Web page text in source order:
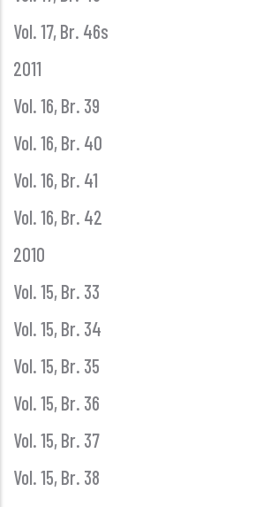
Vol. 17, Br. 46s
2011
Vol. 16, Br. 39
Vol. 16, Br. 40
Vol. 16, Br. 41
Vol. 16, Br. 42
2010
Vol. 15, Br. 33
Vol. 15, Br. 34
Vol. 15, Br. 35
Vol. 15, Br. 36
Vol. 15, Br. 37
Vol. 15, Br. 38